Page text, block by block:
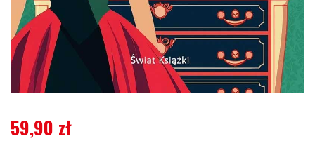
59,90 zł